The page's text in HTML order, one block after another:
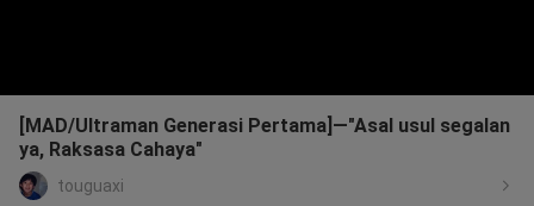
[MAD/Ultraman Generasi Pertama]—"Asal usul segalan
ya, Raksasa Cahaya"
touguaxi